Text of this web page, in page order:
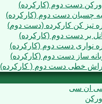
دست دوم (کارکرده)
چسبان دست دوم (کارکرده)
تیز کن کارکرده (دست دوم)
بر دست دوم (کارکرده)
نواری دست دوم (کارکرده)
ساز دست دوم (کارکرده)
خطی دست دوم ( کارکرده)
ان سی